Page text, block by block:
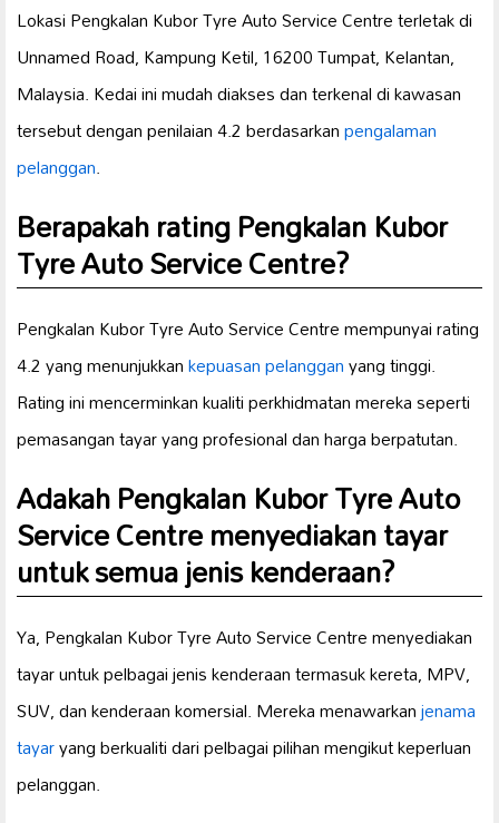
Lokasi Pengkalan Kubor Tyre Auto Service Centre terletak di
Unnamed Road, Kampung Ketil, 16200 Tumpat, Kelantan,
Malaysia. Kedai ini mudah diakses dan terkenal di kawasan
tersebut dengan penilaian 4.2 berdasarkanpengalaman
pelanggan.
Berapakah rating Pengkalan Kubor
Tyre Auto Service Centre?
Pengkalan Kubor Tyre Auto Service Centre mempunyai rating
4.2 yang menunjukkankepuasan pelangganyang tinggi.
Rating ini mencerminkan kualiti perkhidmatan mereka seperti
pemasangan tayar yang profesional dan harga berpatutan.
Adakah Pengkalan Kubor Tyre Auto
Service Centre menyediakan tayar
untuk semua jenis kenderaan?
Ya, Pengkalan Kubor Tyre Auto Service Centre menyediakan
tayar untuk pelbagai jenis kenderaan termasuk kereta, MPV,
SUV, dan kenderaan komersial. Mereka menawarkanjenama
tayaryang berkualiti dari pelbagai pilihan mengikut keperluan
pelanggan.